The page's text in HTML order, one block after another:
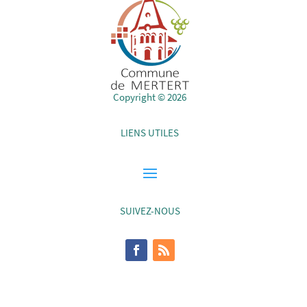
Copyright © 2026
LIENS UTILES
SUIVEZ-NOUS